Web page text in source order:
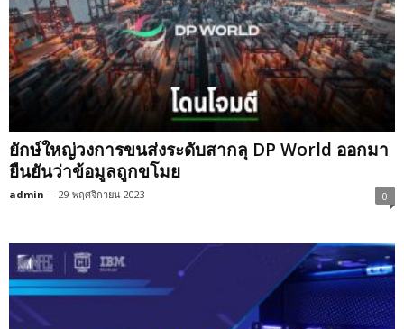
ยักษ์ใหญ่วงการขนส่งระดับสากลุ DP World ออกมา
ยืนยันว่าข้อมูลถูกขโมย
admin - 29 พฤศจิกายน 2023 0